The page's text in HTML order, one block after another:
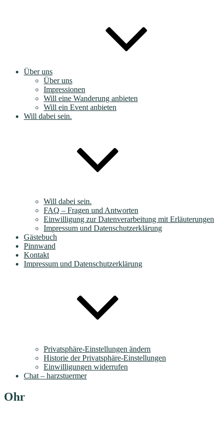
Über uns
Über uns
Impressionen
Will eine Wanderung anbieten
Will ein Event anbieten
Will dabei sein.
Will dabei sein.
FAQ – Fragen und Antworten
Einwilligung zur Datenverarbeitung mit Erläuterungen
Impressum und Datenschutzerklärung
Gästebuch
Pinnwand
Kontakt
Impressum und Datenschutzerklärung
Privatsphäre-Einstellungen ändern
Historie der Privatsphäre-Einstellungen
Einwilligungen widerrufen
Chat – harzstuermer
Ohr